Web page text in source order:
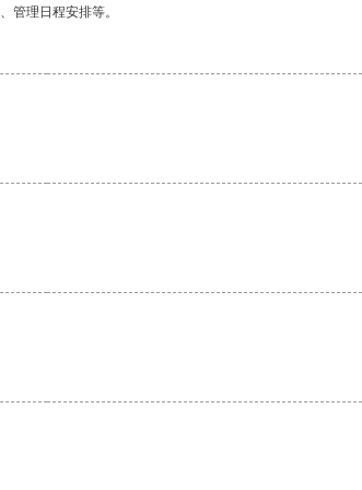
管理日程安排等。